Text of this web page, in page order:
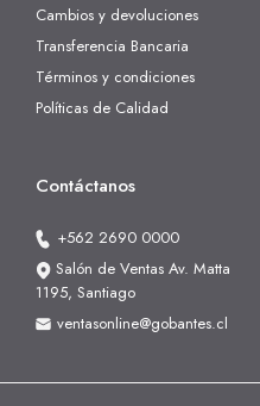
Cambios y devoluciones
Transferencia Bancaria
Términos y condiciones
Políticas de Calidad
Contáctanos
+562 2690 0000
Salón de Ventas Av. Matta
1195, Santiago
ventasonline@gobantes.cl